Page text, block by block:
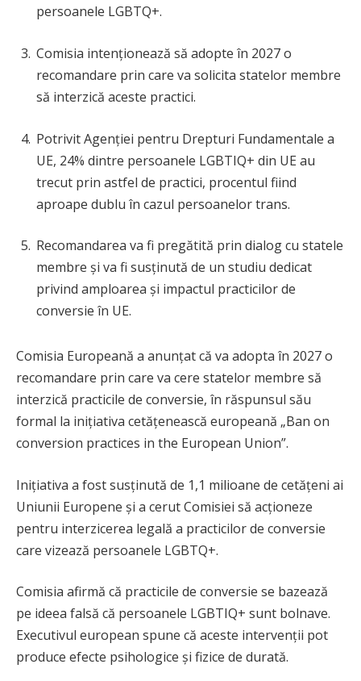
persoanele LGBTQ+.
Comisia intenționează să adopte în 2027 o
recomandare prin care va solicita statelor membre
să interzică aceste practici.
Potrivit Agenției pentru Drepturi Fundamentale a
UE, 24% dintre persoanele LGBTIQ+ din UE au
trecut prin astfel de practici, procentul fiind
aproape dublu în cazul persoanelor trans.
Recomandarea va fi pregătită prin dialog cu statele
membre și va fi susținută de un studiu dedicat
privind amploarea și impactul practicilor de
conversie în UE.
Comisia Europeană a anunțat că va adopta în 2027 o
recomandare prin care va cere statelor membre să
interzică practicile de conversie, în răspunsul său
formal la inițiativa cetățenească europeană „Ban on
conversion practices in the European Union”.
Inițiativa a fost susținută de 1,1 milioane de cetățeni ai
Uniunii Europene și a cerut Comisiei să acționeze
pentru interzicerea legală a practicilor de conversie
care vizează persoanele LGBTQ+.
Comisia afirmă că practicile de conversie se bazează
pe ideea falsă că persoanele LGBTIQ+ sunt bolnave.
Executivul european spune că aceste intervenții pot
produce efecte psihologice și fizice de durată.